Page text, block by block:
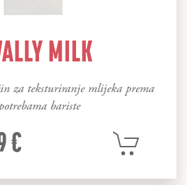
MILK
za teksturiranje mlijeka prema
potrebama bariste
€